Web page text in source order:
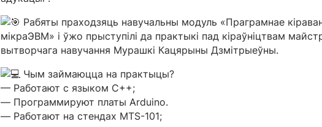
Рабяты праходзяць навучальны модуль «Праграмнае
мікраЭВМ» і ўжо прыступілі да практыкі пад кіраўніцтвам
вытворчага навучання Мурашкі Кацярыны Дзмітрыеўны.
Чым займаюцца на практыцы?
— Работают с языком C++;
— Программируют платы Arduino.
— Работают на стендах MTS-101;